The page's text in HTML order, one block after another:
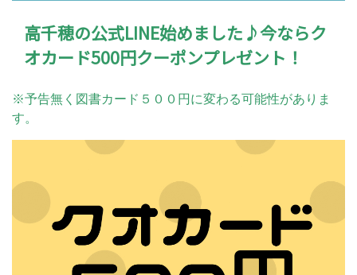
高千穂の公式LINE始めました♪今ならク
オカード500円クーポンプレゼント！
※予告無く図書カード５００円に変わる可能性がありま
す。